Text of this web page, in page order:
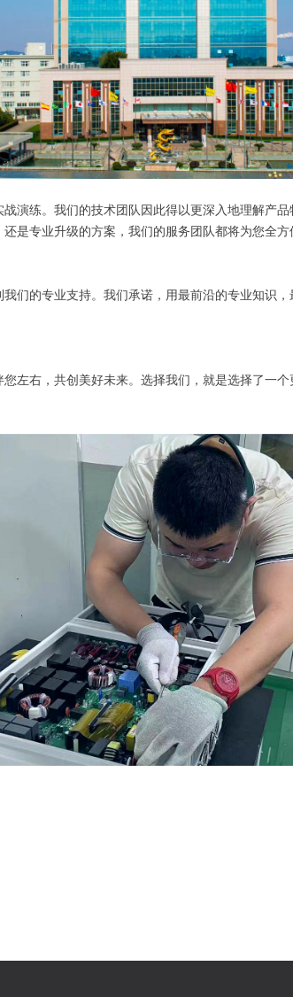
演练。我们的技术团队因此得以更深入地理解产
是专业升级的方案，我们的服务团队都将为您全方
们的专业支持。我们承诺，用最前沿的专业知识
左右，共创美好未来。选择我们，就是选择了一个